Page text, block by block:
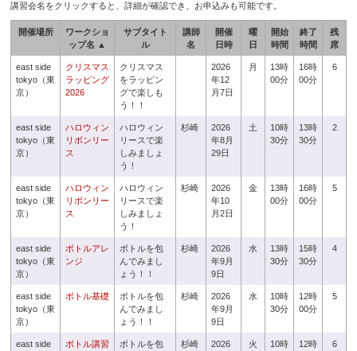
講習会名をクリックすると、詳細が確認でき、お申込みも可能です。
開催場所
ワークショ
ップ名 ▲
サブタイト
ル
講師
名
開催
日時
曜
日
開始
時間
終了
時間
残
席
east side
tokyo（東
京）
クリスマス
ラッピング
2026
クリスマス
をラッピン
グで楽しも
う！！
2026
年12
月7日
月
13時
00分
16時
00分
6
east side
tokyo（東
京）
ハロウィン
リボンリー
ス
ハロウィン
リースで楽
しみましょ
う！
杉崎
2026
年8月
29日
土
10時
30分
13時
30分
2
east side
tokyo（東
京）
ハロウィン
リボンリー
ス
ハロウィン
リースで楽
しみましょ
う！
杉崎
2026
年10
月2日
金
13時
00分
16時
00分
5
east side
tokyo（東
京）
ボトルアレ
ンジ
ボトルを包
んでみまし
ょう！！
杉崎
2026
年9月
9日
水
13時
30分
15時
30分
4
east side
tokyo（東
京）
ボトル基礎
ボトルを包
んでみまし
ょう！！
杉崎
2026
年9月
9日
水
10時
30分
12時
00分
5
east side
ボトル講習
ボトルを包
杉崎
2026
火
10時
12時
6